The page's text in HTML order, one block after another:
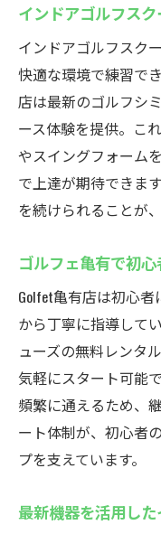
ゴルフェ
とは
手ぶらで通え
手ぶら通
の強み
クラブ・シ
められる
適な理由
仕事帰りも
スクール
ゴルフェ亀
フ体験
初心者が手
底紹介
初心者必見！亀
な理由
インドアゴルフス
インドアゴルフスク
快適な環境で練習で
店は最新のゴルフシ
ース体験を提供。こ
やスイングフォーム
で上達が期待できま
を続けられることが
ゴルフェ亀有で初
Golfet亀有店は初心
から丁寧に指導して
ューズの無料レンタ
気軽にスタート可能
頻繁に通えるため、
ート体制が、初心者
プを支えています。
最新機器を活用し